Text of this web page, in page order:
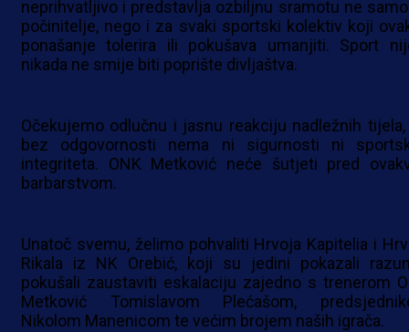
neprihvatljivo i predstavlja ozbiljnu sramotu ne
počinitelje, nego i za svaki sportski kolektiv koji
ponašanje tolerira ili pokušava umanjiti. Sport
nikada ne smije biti poprište divljaštva.
Očekujemo odlučnu i jasnu reakciju nadležnih
bez odgovornosti nema ni sigurnosti ni
integriteta. ONK Metković neće šutjeti pred
barbarstvom.
Unatoč svemu, želimo pohvaliti Hrvoja Kapitelia i
Rikala iz NK Orebić, koji su jedini pokazali
pokušali zaustaviti eskalaciju zajedno s trenerom
Metković Tomislavom Plećašom,
Nikolom Manenicom te većim brojem naših igrača.